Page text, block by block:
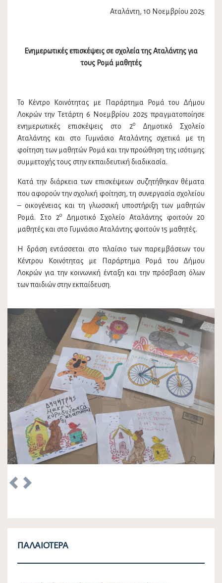
Αταλάντη, 10 Νοεμβρίου 2025
Ενημερωτικές επισκέψεις σε σχολεία της Αταλάντης για
τους Ρομά μαθητές
Το Κέντρο Κοινότητας με Παράρτημα Ρομά του Δήμου
Λοκρών την Τετάρτη 6 Νοεμβρίου 2025 πραγματοποίησε
ενημερωτικές επισκέψεις στο 2οΔημοτικό Σχολείο
Αταλάντης και στο Γυμνάσιο Αταλάντης σχετικά με τη
φοίτηση των μαθητών Ρομά και την προώθηση της ισότιμης
συμμετοχής τους στην εκπαιδευτική διαδικασία.
Κατά την διάρκεια των επισκέψεων συζητήθηκαν θέματα
που αφορούν την σχολική φοίτηση, τη συνεργασία σχολείου
– οικογένειας και τη γλωσσική υποστήριξη των μαθητών
Ρομά. Στο 2οΔημοτικό Σχολείο Αταλάντης φοιτούν 20
μαθητές και στο Γυμνάσιο Αταλάντης φοιτούν 15 μαθητές.
Η δράση εντάσσεται στο πλαίσιο των παρεμβάσεων του
Κέντρου Κοινότητας με Παράρτημα Ρομά του Δήμου
Λοκρών για την κοινωνική ένταξη και την πρόσβαση όλων
των παιδιών στην εκπαίδευση.
Previous
ΠΑΛΑΙΌΤΕΡΑ